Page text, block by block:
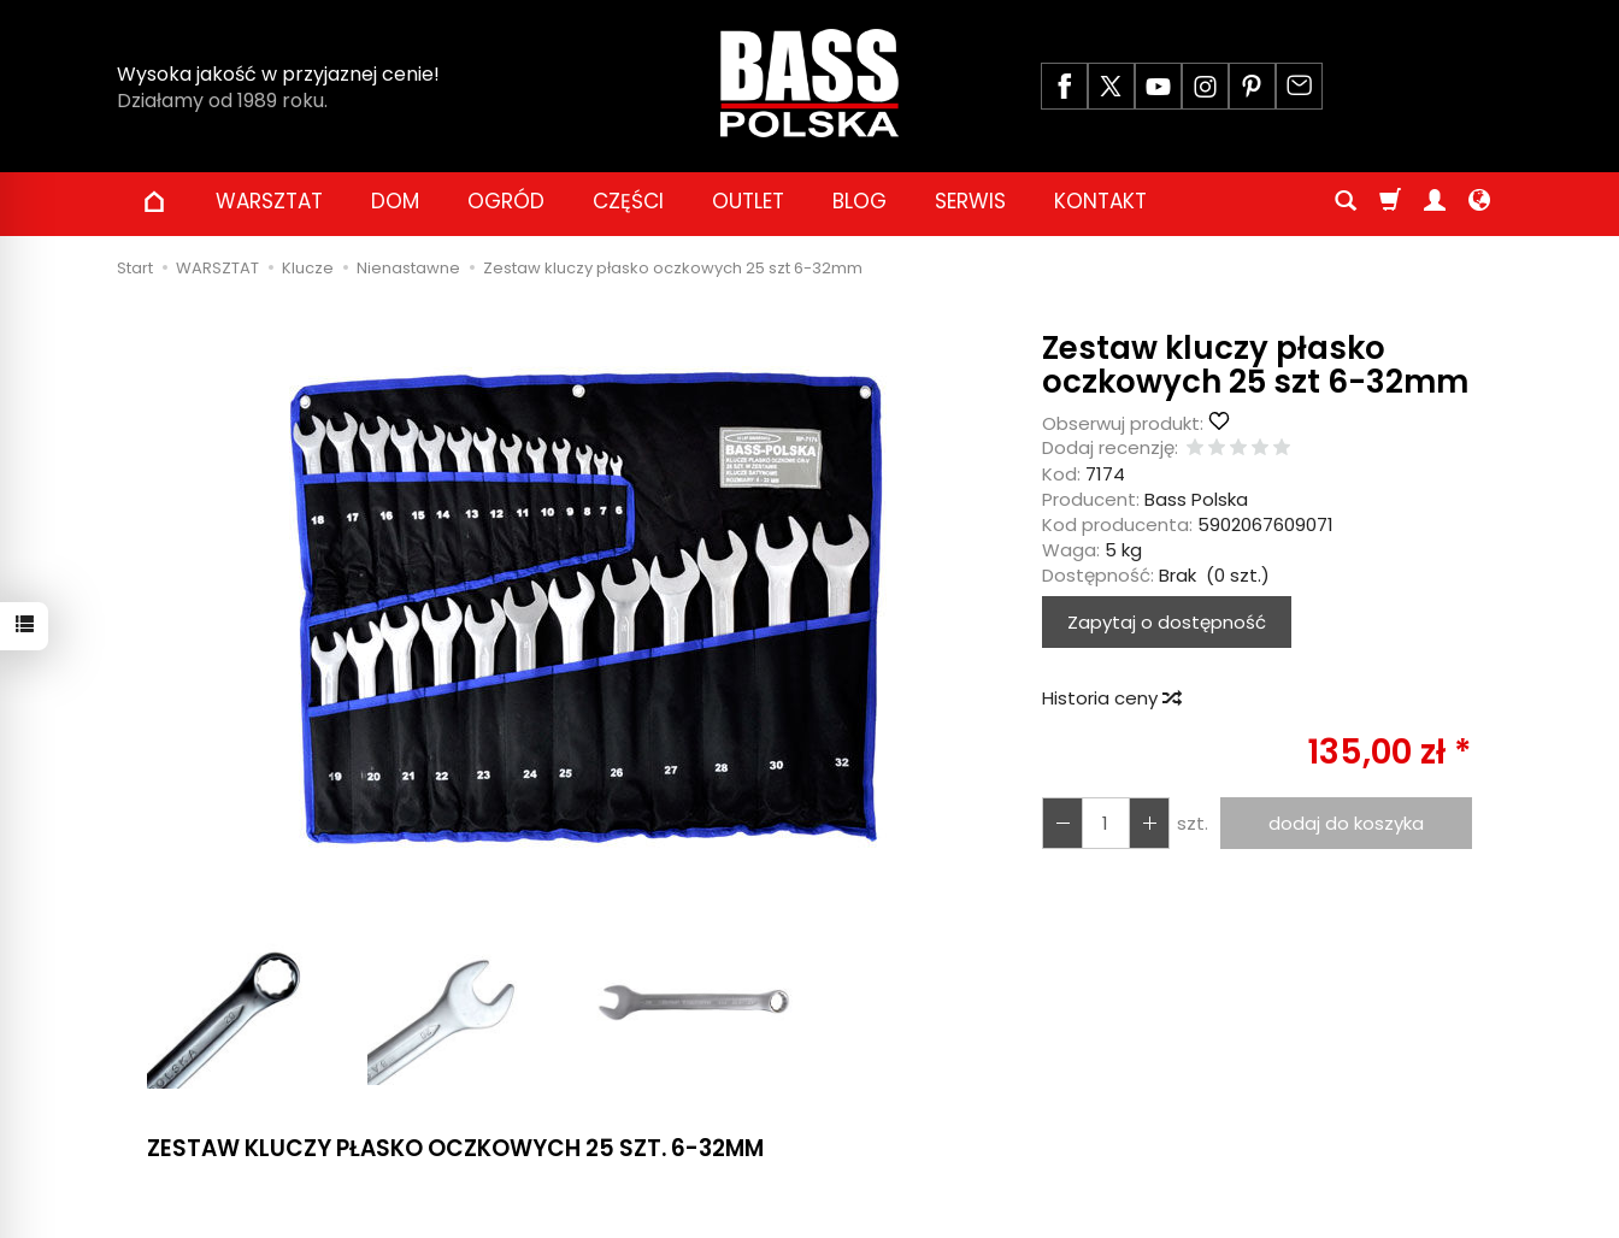
Wysoka jakość w przyjaznej cenie!
Działamy od 1989 roku.
WARSZTAT DOM OGRÓD CZĘŚCI OUTLET BLOG SERWIS KONTAKT
Start WARSZTAT Klucze Nienastawne Zestaw kluczy płasko oczkowych 25 szt 6-32mm
Zestaw kluczy płasko
oczkowych 25 szt 6-32mm
Obserwuj produkt:
Dodaj recenzję:
Kod: 7174
Producent: Bass Polska
Kod producenta: 5902067609071
Waga: 5 kg
Dostępność: Brak (0 szt.)
Zapytaj o dostępność
Historia ceny
135,00 zł *
szt. dodaj do koszyka
ZESTAW KLUCZY PŁASKO OCZKOWYCH 25 SZT. 6-32MM